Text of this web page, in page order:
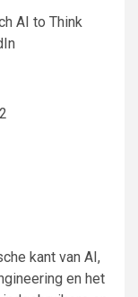
AI to Think
kant van AI,
en het